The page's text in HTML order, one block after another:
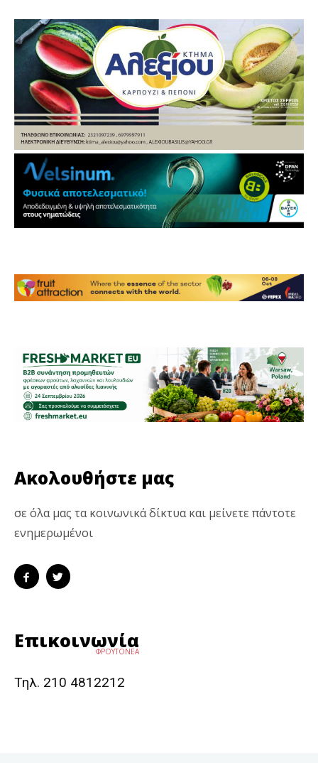
Ακολουθήστε μας
σε όλα μας τα κοινωνικά δίκτυα και μείνετε πάντοτε
ενημερωμένοι
Επικοινωνία
ΦΡΟΥΤΟΝΕΑ
Τηλ. 210 4812212